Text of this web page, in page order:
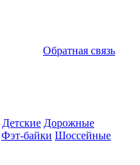
Обратная связь
Детские Дорожные
Фэт-байки Шоссейные